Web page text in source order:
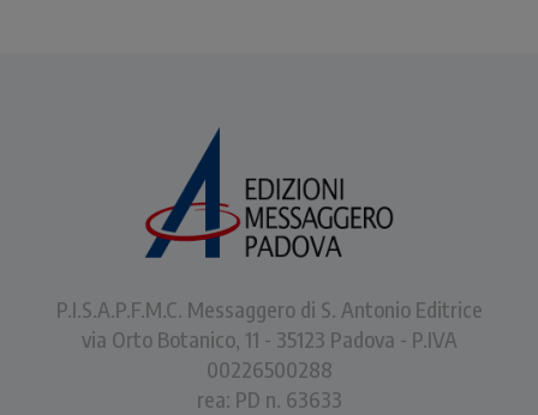
P.I.S.A.P.F.M.C. Messaggero di S. Antonio Editrice
via Orto Botanico, 11 - 35123 Padova - P.IVA
00226500288
rea: PD n. 63633